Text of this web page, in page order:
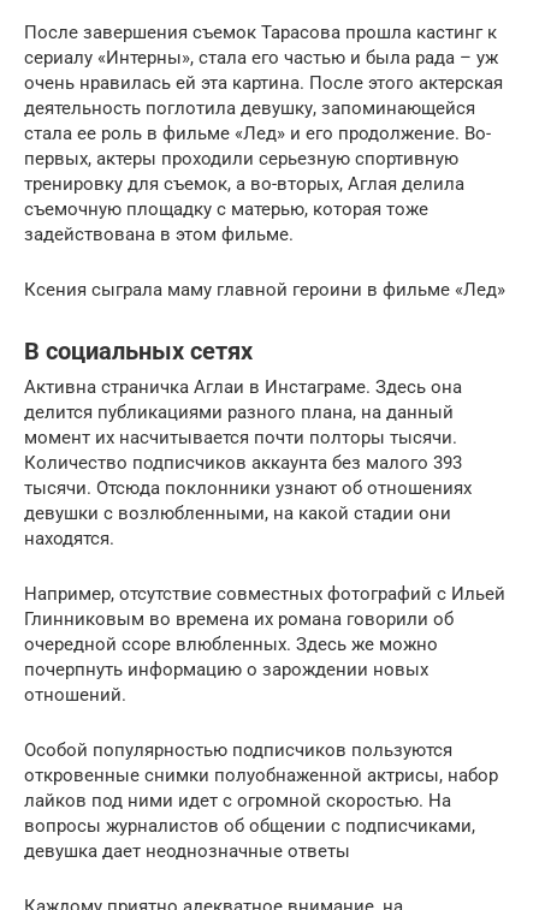
После завершения съемок Тарасова прошла кастинг к
сериалу «Интерны», стала его частью и была рада – уж
очень нравилась ей эта картина. После этого актерская
деятельность поглотила девушку, запоминающейся
стала ее роль в фильме «Лед» и его продолжение. Во-
первых, актеры проходили серьезную спортивную
тренировку для съемок, а во-вторых, Аглая делила
съемочную площадку с матерью, которая тоже
задействована в этом фильме.
Ксения сыграла маму главной героини в фильме «Лед»
В социальных сетях
Активна страничка Аглаи в Инстаграме. Здесь она
делится публикациями разного плана, на данный
момент их насчитывается почти полторы тысячи.
Количество подписчиков аккаунта без малого 393
тысячи. Отсюда поклонники узнают об отношениях
девушки с возлюбленными, на какой стадии они
находятся.
Например, отсутствие совместных фотографий с Ильей
Глинниковым во времена их романа говорили об
очередной ссоре влюбленных. Здесь же можно
почерпнуть информацию о зарождении новых
отношений.
Особой популярностью подписчиков пользуются
откровенные снимки полуобнаженной актрисы, набор
лайков под ними идет с огромной скоростью. На
вопросы журналистов об общении с подписчиками,
девушка дает неоднозначные ответы